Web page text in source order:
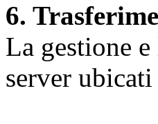
6.
La gestione
server